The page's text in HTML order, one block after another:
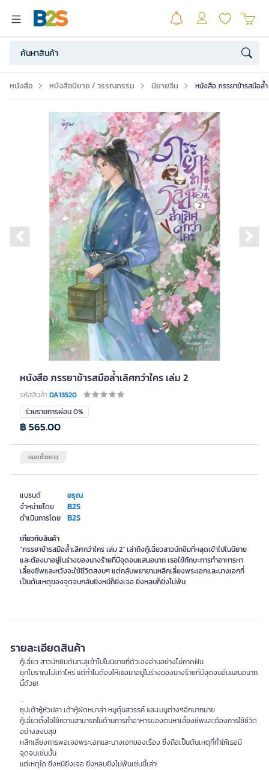
หนังสือ หนังสือนิยาย / วรรณกรรม นิยายจีน หนังสือ ภรรยาข้ารสมือล้ำ
Previous slide
หนังสือ ภรรยาข้ารสมือล้ำเลิศกว่าใคร เล่ม 2
รหัสสินค้าDA13520
แบรนด์ อรุณ
จำหน่ายโดย B2S
ดำเนินการโดย B2S
ร่วมรายการผ่อน 0%
หมดชั่วคราว
฿ 565.00
เกี่ยวกับสินค้า
"ภรรยาข้ารสมือล้ำเลิศกว่าใคร เล่ม 2" เล่าถึงกู้เฉี่ยวสาวนักชิมที่หลุดเข้าไปในนิยาย
และต้องมาอยู่ในร่างของนางร้ายที่มีจุดจบแสนอนาถ เธอใช้ทักษะการทำอาหารหา
เลี้ยงชีพและหวังจะใช้ชีวิตสงบๆ แต่กลับพยายามหลีกเลี่ยงพระเอกและนางเอกที่
รายละเอียดสินค้า
กู้เฉี่ยว สาวนักชิมดันทะลุเข้าไปในนิยายที่ตัวเองอ่านอย่างไม่คาดฝัน
ยุคโบราณไม่เท่าไหร่ แต่ทำไมต้องให้เธอมาอยู่ในร่างของนางร้ายที่มีจุดจบอันแสนอนาถ
นี้ด้วย!
...
ซุปเต้าหู้หัวปลา เต้าหู้ผัดหมาล่า หมูตุ๋นสวรรค์ และเมนูต่างๆอีกมากมาย
กู้เฉี่ยวตั้งใจใช้ความสามารถในด้านการทำอาหารของตนหาเลี้ยงชีพและต้องการใช้ชีวิต
อย่างสงบสุข
หลีกเลี่ยงการพอเจอพระเอกและนางเอกของเรื่อง ซึ่งถือเป็นต้นเหตุที่ทำให้เธอมี
จุดจบเช่นนั้น
แต่เหตุใด ยิ่งหนียิ่งเจอ ยิ่งหลบยิ่งไม่พ้นเช่นนี้เล่า!